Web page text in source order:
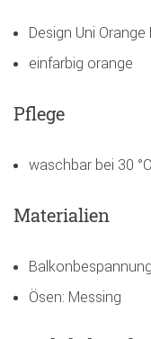
Design Uni Orange
einfarbig orange
Pflege
waschbar bei 30 °C
Materialien
Ösen: Messing